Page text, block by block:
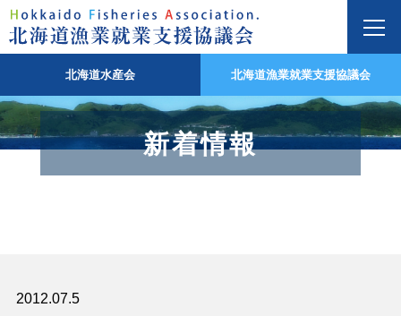
北海道水産会 北海道漁業就業支援協議会
新着情報
2012.07.5